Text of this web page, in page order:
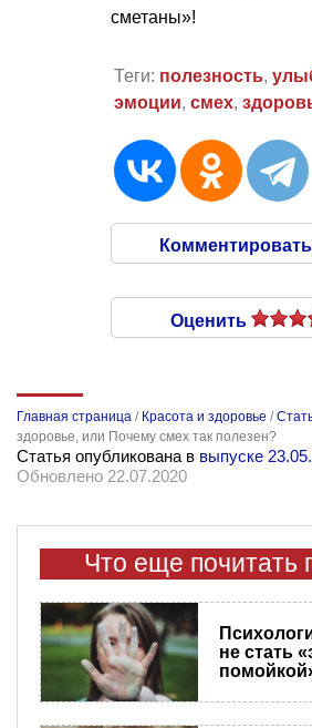
сметаны»!
Теги: полезность,
эмоции, смех,
Комментировать
Оценить
Главная страница / Красота и здоровье /
здоровье, или Почему смех так полезен?
Статья опубликована в выпуске
Обновлено 22.07.2020
Что еще почитать
не стать